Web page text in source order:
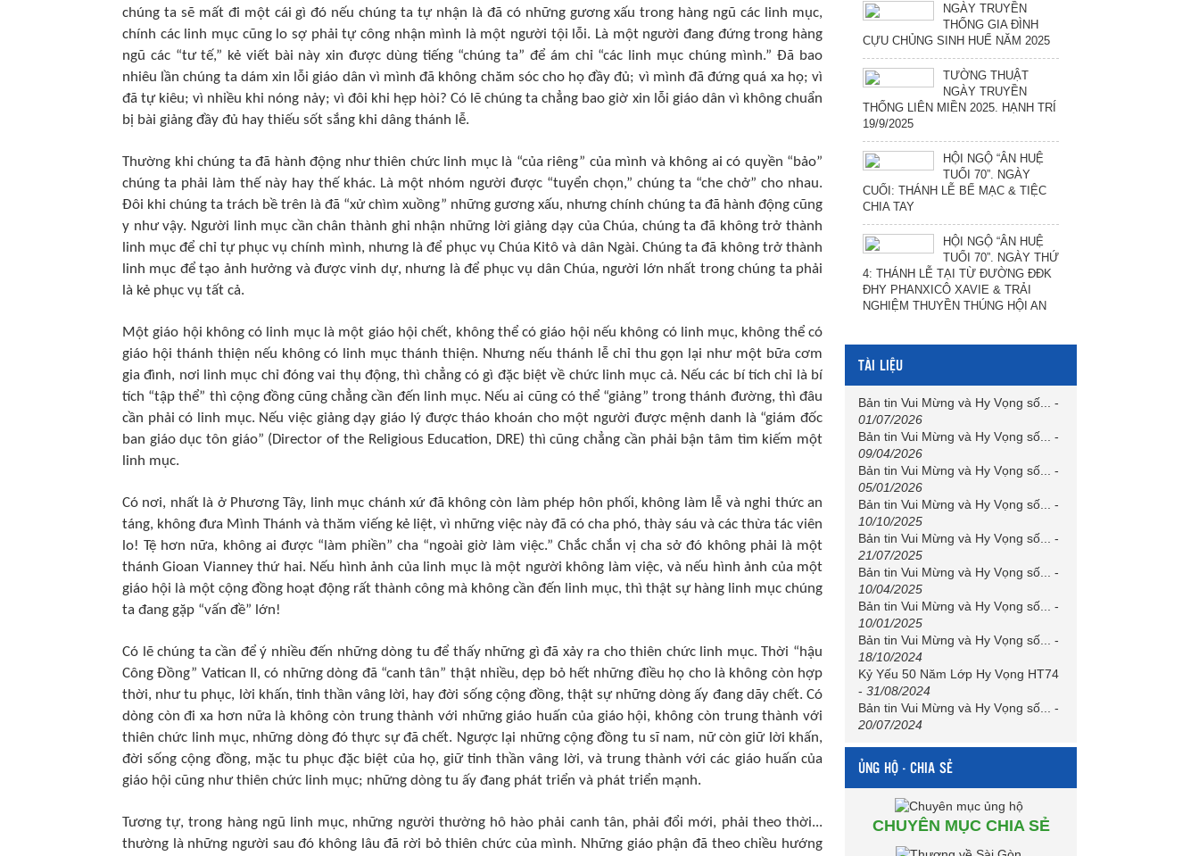
chúng ta sẽ mất đi một cái gì đó nếu chúng ta tự nhận là đã có những gương xấu trong hàng ngũ các linh mục,
chính các linh mục cũng lo sợ phải tự công nhận mình là một người tội lỗi. Là một người đang đứng trong hàng
ngũ các “tư tế,” kẻ viết bài này xin được dùng tiếng “chúng ta” để ám chỉ “các linh mục chúng mình.” Ðã bao
nhiêu lần chúng ta dám xin lỗi giáo dân vì mình đã không chăm sóc cho họ đầy đủ; vì mình đã đứng quá xa họ; vì
đã tự kiêu; vì nhiều khi nóng nảy; vì đôi khi hẹp hòi? Có lẽ chúng ta chẳng bao giờ xin lỗi giáo dân vì không chuẩn
bị bài giảng đầy đủ hay thiếu sốt sắng khi dâng thánh lễ.
Thường khi chúng ta đã hành động như thiên chức linh mục là “của riêng” của mình và không ai có quyền “bảo”
chúng ta phải làm thế này hay thế khác. Là một nhóm người được “tuyển chọn,” chúng ta “che chở” cho nhau.
Ðôi khi chúng ta trách bề trên là đã “xử chìm xuồng” những gương xấu, nhưng chính chúng ta đã hành động cũng
y như vậy. Người linh mục cần chân thành ghi nhận những lời giảng dạy của Chúa, chúng ta đã không trở thành
linh mục để chỉ tự phục vụ chính mình, nhưng là để phục vụ Chúa Kitô và dân Ngài. Chúng ta đã không trở thành
linh mục để tạo ảnh hưởng và được vinh dự, nhưng là để phục vụ dân Chúa, người lớn nhất trong chúng ta phải
là kẻ phục vụ tất cả.
Một giáo hội không có linh mục là một giáo hội chết, không thể có giáo hội nếu không có linh mục, không thể có
giáo hội thánh thiện nếu không có linh mục thánh thiện. Nhưng nếu thánh lễ chỉ thu gọn lại như một bữa cơm
gia đình, nơi linh mục chỉ đóng vai thụ động, thì chẳng có gì đặc biệt về chức linh mục cả. Nếu các bí tích chỉ là bí
tích “tập thể” thì cộng đồng cũng chẳng cần đến linh mục. Nếu ai cũng có thể “giảng” trong thánh đường, thì đâu
cần phải có linh mục. Nếu việc giảng dạy giáo lý được tháo khoán cho một người được mệnh danh là “giám đốc
ban giáo dục tôn giáo” (Director of the Religious Education, DRE) thì cũng chẳng cần phải bận tâm tìm kiếm một
linh mục.
Có nơi, nhất là ở Phương Tây, linh mục chánh xứ đã không còn làm phép hôn phối, không làm lễ và nghi thức an
táng, không đưa Mình Thánh và thăm viếng kẻ liệt, vì những việc này đã có cha phó, thày sáu và các thừa tác viên
lo! Tệ hơn nữa, không ai được “làm phiền” cha “ngoài giờ làm việc.” Chắc chắn vị cha sở đó không phải là một
thánh Gioan Vianney thứ hai. Nếu hình ảnh của linh mục là một người không làm việc, và nếu hình ảnh của một
giáo hội là một cộng đồng hoạt động rất thành công mà không cần đến linh mục, thì thật sự hàng linh mục chúng
ta đang gặp “vấn đề” lớn!
Có lẽ chúng ta cần để ý nhiều đến những dòng tu để thấy những gì đã xảy ra cho thiên chức linh mục. Thời “hậu
Công Ðồng” Vatican II, có những dòng đã “canh tân” thật nhiều, dẹp bỏ hết những điều họ cho là không còn hợp
thời, như tu phục, lời khấn, tinh thần vâng lời, hay đời sống cộng đồng, thật sự những dòng ấy đang dãy chết. Có
dòng còn đi xa hơn nữa là không còn trung thành với những giáo huấn của giáo hội, không còn trung thành với
thiên chức linh mục, những dòng đó thực sự đã chết. Ngược lại những cộng đồng tu sĩ nam, nữ còn giữ lời khấn,
đời sống cộng đồng, mặc tu phục đặc biệt của họ, giữ tinh thần vâng lời, và trung thành với các giáo huấn của
giáo hội cũng như thiên chức linh mục; những dòng tu ấy đang phát triển và phát triển mạnh.
Tương tự, trong hàng ngũ linh mục, những người thường hô hào phải canh tân, phải đổi mới, phải theo thời...
thường là những người sau đó không lâu đã rời bỏ thiên chức của mình. Những giáo phận đã theo chiều hướng
NGÀY TRUYỀN
THỐNG GIA ĐÌNH
CỰU CHỦNG SINH HUẾ NĂM 2025
TƯỜNG THUẬT
NGÀY TRUYỀN
THỐNG LIÊN MIỀN 2025. HẠNH TRÍ
19/9/2025
HỘI NGỘ “ÂN HUỆ
TUỔI 70”. NGÀY
CUỐI: THÁNH LỄ BẾ MẠC & TIỆC
CHIA TAY
HỘI NGỘ “ÂN HUỆ
TUỔI 70”. NGÀY THỨ
4: THÁNH LỄ TẠI TỪ ĐƯỜNG ĐĐK
ĐHY PHANXICÔ XAVIE & TRẢI
NGHIỆM THUYỀN THÚNG HỘI AN
TÀI LIỆU
Bản tin Vui Mừng và Hy Vọng số...
-
01/07/2026
Bản tin Vui Mừng và Hy Vọng số...
-
09/04/2026
Bản tin Vui Mừng và Hy Vọng số...
-
05/01/2026
Bản tin Vui Mừng và Hy Vọng số...
-
10/10/2025
Bản tin Vui Mừng và Hy Vọng số...
-
21/07/2025
Bản tin Vui Mừng và Hy Vọng số...
-
10/04/2025
Bản tin Vui Mừng và Hy Vọng số...
-
10/01/2025
Bản tin Vui Mừng và Hy Vọng số...
-
18/10/2024
Kỷ Yếu 50 Năm Lớp Hy Vọng HT74
- 31/08/2024
Bản tin Vui Mừng và Hy Vọng số...
-
20/07/2024
ỦNG HỘ - CHIA SẺ
CHUYÊN MỤC CHIA SẺ